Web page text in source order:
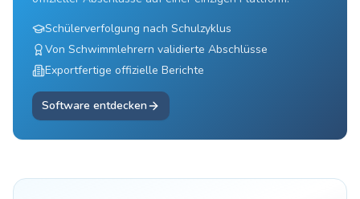
Schülerverfolgung nach Schulzyklus
Von Schwimmlehrern validierte Abschlüsse
Exportfertige offizielle Berichte
Software entdecken